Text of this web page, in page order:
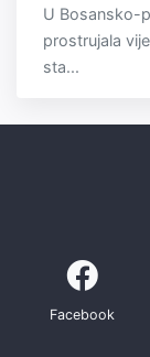
U Bosansko-
prostrujala
sta...
Facebook